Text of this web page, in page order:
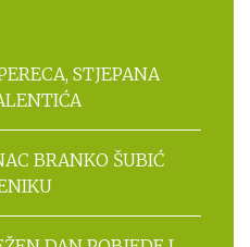
STJEPANA
BRANKO ŠUBIĆ